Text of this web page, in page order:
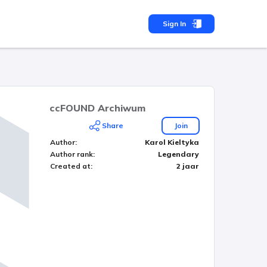
Sign In
ccFOUND Archiwum
Share
Join
Author:
Karol Kieltyka
Author rank:
Legendary
Created at: 2 jaar